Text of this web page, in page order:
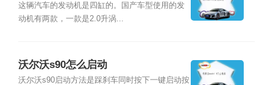
这辆汽车的发动机是四缸的。国产车型使用的发
动机有两款，一款是2.0升涡...
沃尔沃s90怎么启动
沃尔沃s90启动方法是踩刹车同时按下一键启动按